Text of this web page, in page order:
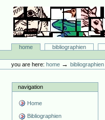
content.
navigation
Bibliographie-Portal
Sectionshome bibliographien
tools
you are here: home →bibliographien
navigation
Home
Bibliographien